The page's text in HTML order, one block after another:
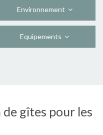
Environnement
Equipements
gîtes pour les